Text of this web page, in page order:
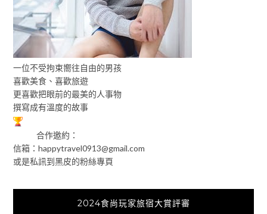
一位不受拘束嚮往自由的男孩
喜歡美食、喜歡旅遊
更喜歡把眼前的最美的人事物
撰寫成有溫度的故事
合作邀約：
信箱：happytravel0913@gmail.com
或是私訊到黑皮的粉絲專頁
2024食尚玩家旅宿大賞評審